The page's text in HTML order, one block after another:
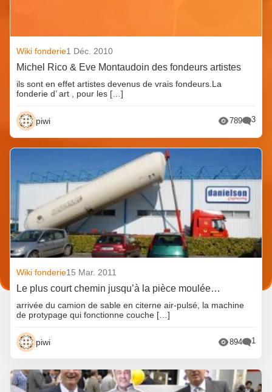
Wiki fonderie1 Déc. 2010
Michel Rico & Eve Montaudoin des fondeurs artistes
ils sont en effet artistes devenus de vrais fondeurs.La
fonderie d’ art , pour les […]
piwi 789 3
Wiki fonderie15 Mar. 2011
Le plus court chemin jusqu’à la pièce moulée…
arrivée du camion de sable en citerne air-pulsé, la machine
de protypage qui fonctionne couche […]
piwi 894 1